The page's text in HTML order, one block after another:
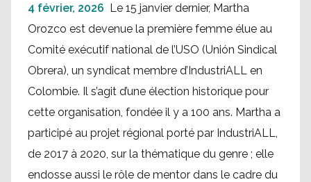
4 février, 2026 Le 15 janvier dernier, Martha
Orozco est devenue la première femme élue au
Comité exécutif national de l’USO (Unión Sindical
Obrera), un syndicat membre d’IndustriALL en
Colombie. Il s’agit d’une élection historique pour
cette organisation, fondée il y a 100 ans. Martha a
participé au projet régional porté par IndustriALL,
de 2017 à 2020, sur la thématique du genre ; elle
endosse aussi le rôle de mentor dans le cadre du